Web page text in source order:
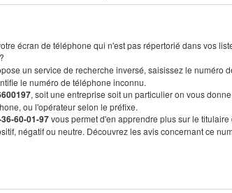
écran de téléphone qui n'est pas répertorié dans vos
?
un service de recherche inversé, saisissez le numéro
le numéro de téléphone inconnu.
, soit une entreprise soit un particulier on vous
ou l'opérateur selon le préfixe.
60-01-97vous permet d'en apprendre plus sur le
négatif ou neutre. Découvrez les avis concernant ce